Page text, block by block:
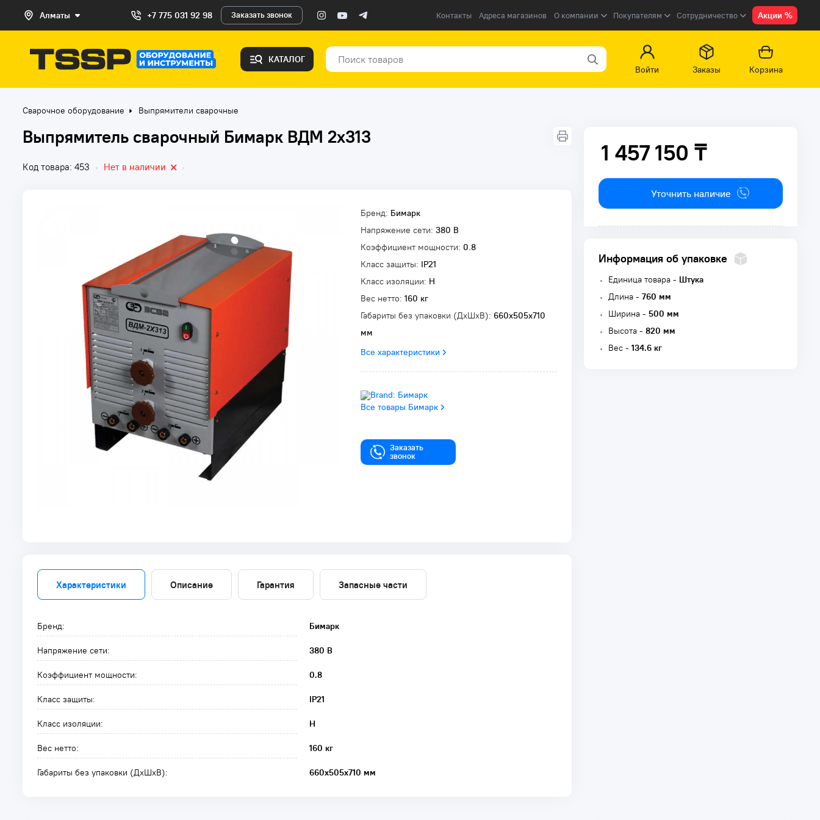
Алматы +7 775 031 92 98 Заказать звонок Контакты Адреса магазинов О компании Покупателям Сотрудничество Акции %
КАТАЛОГ
Войти
Заказы Корзина
Сварочное оборудование Выпрямители сварочные
Выпрямитель сварочный Бимарк ВДМ 2x313
Код товара: 453 • Нет в наличии •
Бренд: Бимарк
Напряжение сети: 380 В
Коэффициент мощности: 0.8
Класс защиты: IP21
Класс изоляции: H
Вес нетто: 160 кг
Габариты без упаковки (ДxШxВ): 660х505х710
мм
Все характеристики
Все товары Бимарк
Заказать
звонок
1 457 150 ₸
1 457 150 ₸
Уточнить наличие
Информация об упаковке
Единица товара - Штука
Длина - 760 мм
Ширина - 500 мм
Высота - 820 мм
Вес - 134.6 кг
Характеристики Описание Гарантия Запасные части
Бренд: Бимарк
Напряжение сети: 380 В
Коэффициент мощности: 0.8
Класс защиты: IP21
Класс изоляции: H
Вес нетто: 160 кг
Габариты без упаковки (ДxШxВ): 660х505х710 мм